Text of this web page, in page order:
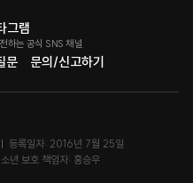
문 문의/신고하기
그램
하는 공식 SNS 채널
등록일자: 2016년 7월 25일
년 보호 책임자: 홍승우